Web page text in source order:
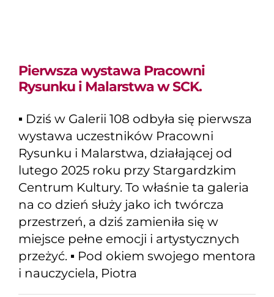
Pierwsza wystawa Pracowni
Rysunku i Malarstwa w SCK.
▪️ Dziś w Galerii 108 odbyła się pierwsza
wystawa uczestników Pracowni
Rysunku i Malarstwa, działającej od
lutego 2025 roku przy Stargardzkim
Centrum Kultury. To właśnie ta galeria
na co dzień służy jako ich twórcza
przestrzeń, a dziś zamieniła się w
miejsce pełne emocji i artystycznych
przeżyć. ▪️ Pod okiem swojego mentora
i nauczyciela, Piotra